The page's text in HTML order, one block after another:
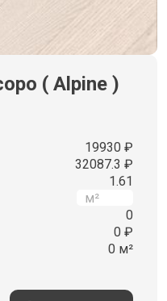
( Alpine )
19930 ₽
32087.3 ₽
1.61
0
0 ₽
0 м²